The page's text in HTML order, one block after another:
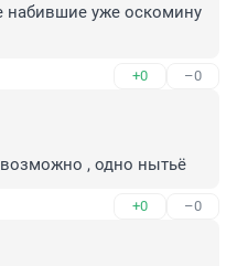
набившие уже оскомину
+0 –0
, одно нытьё
+0 –0